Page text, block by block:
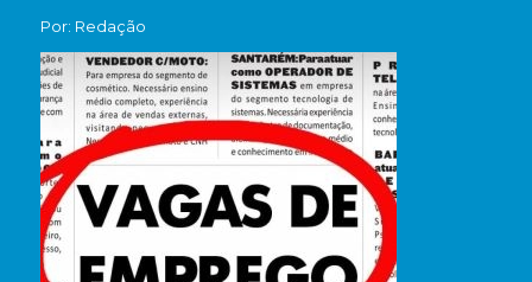
Por: Redação